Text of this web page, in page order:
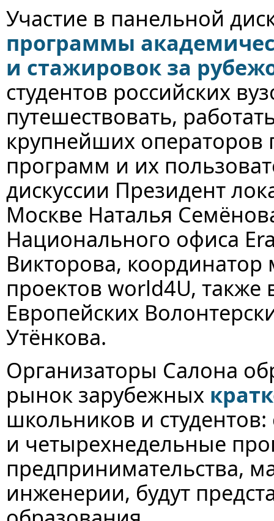
Участие в панельной
программы
и стажировок за
студентов российских
путешествовать,
крупнейших операторов
программ и их
дискуссии Президент
Москве Наталья
Национального офиса
Викторова,
проектов world4U, также
Европейских
Утёнкова.
Организаторы Салона
рынок зарубежных
школьников и
и четырехнедельные
предпринимательства,
инженерии, будут